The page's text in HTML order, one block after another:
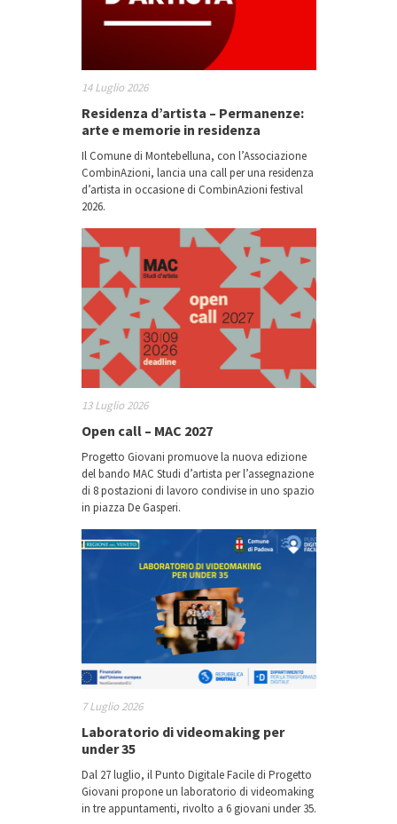
14 Luglio 2026
Residenza d’artista – Permanenze:
arte e memorie in residenza
Il Comune di Montebelluna, con l’Associazione
CombinAzioni, lancia una call per una residenza
d’artista in occasione di CombinAzioni festival
2026.
13 Luglio 2026
Open call – MAC 2027
Progetto Giovani promuove la nuova edizione
del bando MAC Studi d’artista per l’assegnazione
di 8 postazioni di lavoro condivise in uno spazio
in piazza De Gasperi.
7 Luglio 2026
Laboratorio di videomaking per
under 35
Dal 27 luglio, il Punto Digitale Facile di Progetto
Giovani propone un laboratorio di videomaking
in tre appuntamenti, rivolto a 6 giovani under 35.